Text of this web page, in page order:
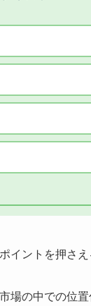
ントを押さ
場の中での位